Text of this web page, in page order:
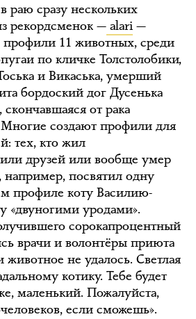
раю сразу нескольких
рекордсменок — alari —
профили 11 животных, среди
по кличке Толстолобики,
и Викаська, умерший
бордоский дог Дусенька
от рака
создают профили для
тех, кто жил
друзей или вообще умер
, например, посвятил одну
профиле коту Василию-
«двуногими уродами».
сорокапроцентный
врачи и волонтёры приюта
животное не удалось. Светлая
котику. Тебе будет
маленький. Пожалуйста,
если сможешь».